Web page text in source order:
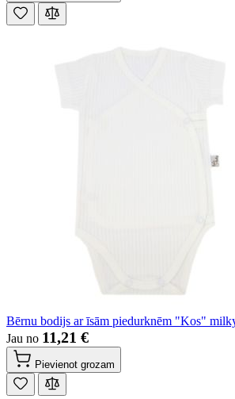
Bērnu bodijs ar īsām piedurknēm "Kos"
Jau no 11,21 €
Pievienot grozam